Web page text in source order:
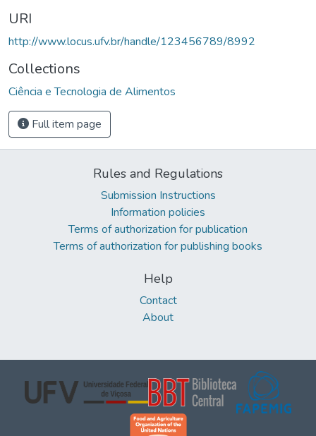
URI
http://www.locus.ufv.br/handle/123456789/8992
Collections
Ciência e Tecnologia de Alimentos
Full item page
Rules and Regulations
Submission Instructions
Information policies
Terms of authorization for publication
Terms of authorization for publishing books
Help
Contact
About